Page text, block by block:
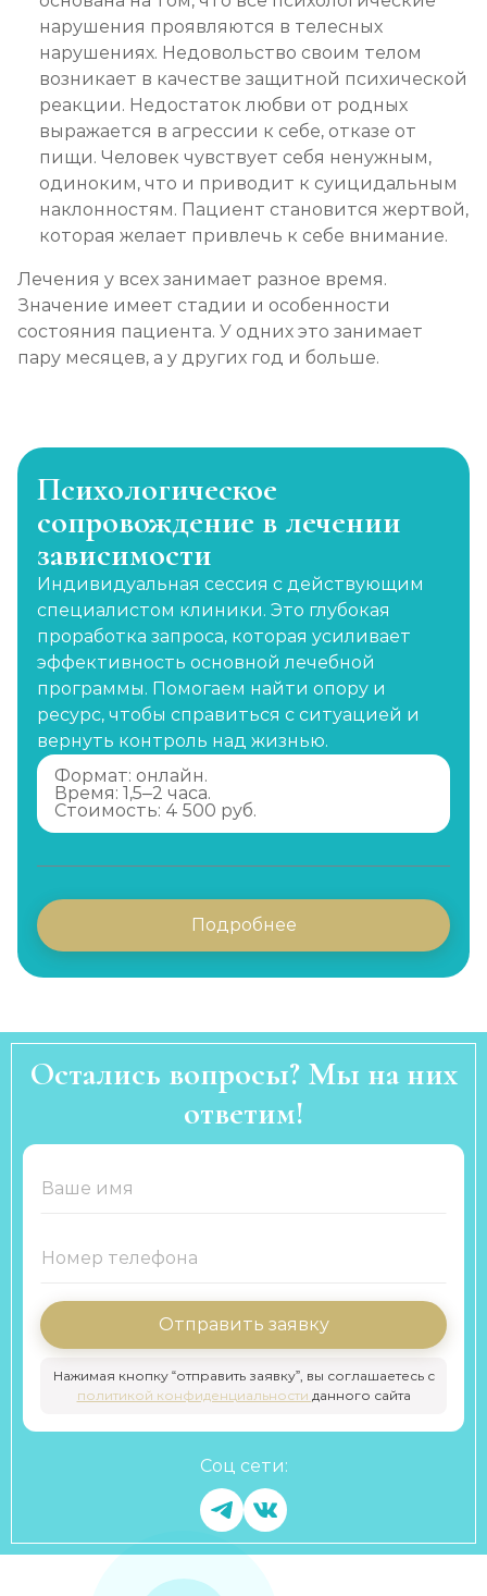
нарушения проявляются в телесных
нарушениях. Недовольство своим телом
возникает в качестве защитной психической
реакции. Недостаток любви от родных
выражается в агрессии к себе, отказе от
пищи. Человек чувствует себя ненужным,
одиноким, что и приводит к суицидальным
наклонностям. Пациент становится жертвой,
которая желает привлечь к себе внимание.
Лечения у всех занимает разное время.
Значение имеет стадии и особенности
состояния пациента. У одних это занимает
пару месяцев, а у других год и больше.
Психологическое
сопровождение в лечении
зависимости
Индивидуальная сессия с действующим
специалистом клиники. Это глубокая
проработка запроса, которая усиливает
эффективность основной лечебной
программы. Помогаем найти опору и
ресурс, чтобы справиться с ситуацией и
вернуть контроль над жизнью.
Формат: онлайн.
Время: 1,5–2 часа.
Стоимость: 4 500 руб.
Подробнее
Остались вопросы? Мы на них
ответим!
Отправить заявку
Нажимая кнопку “отправить заявку”, вы соглашаетесь с
политикой конфиденциальности данного сайта
Соц сети: